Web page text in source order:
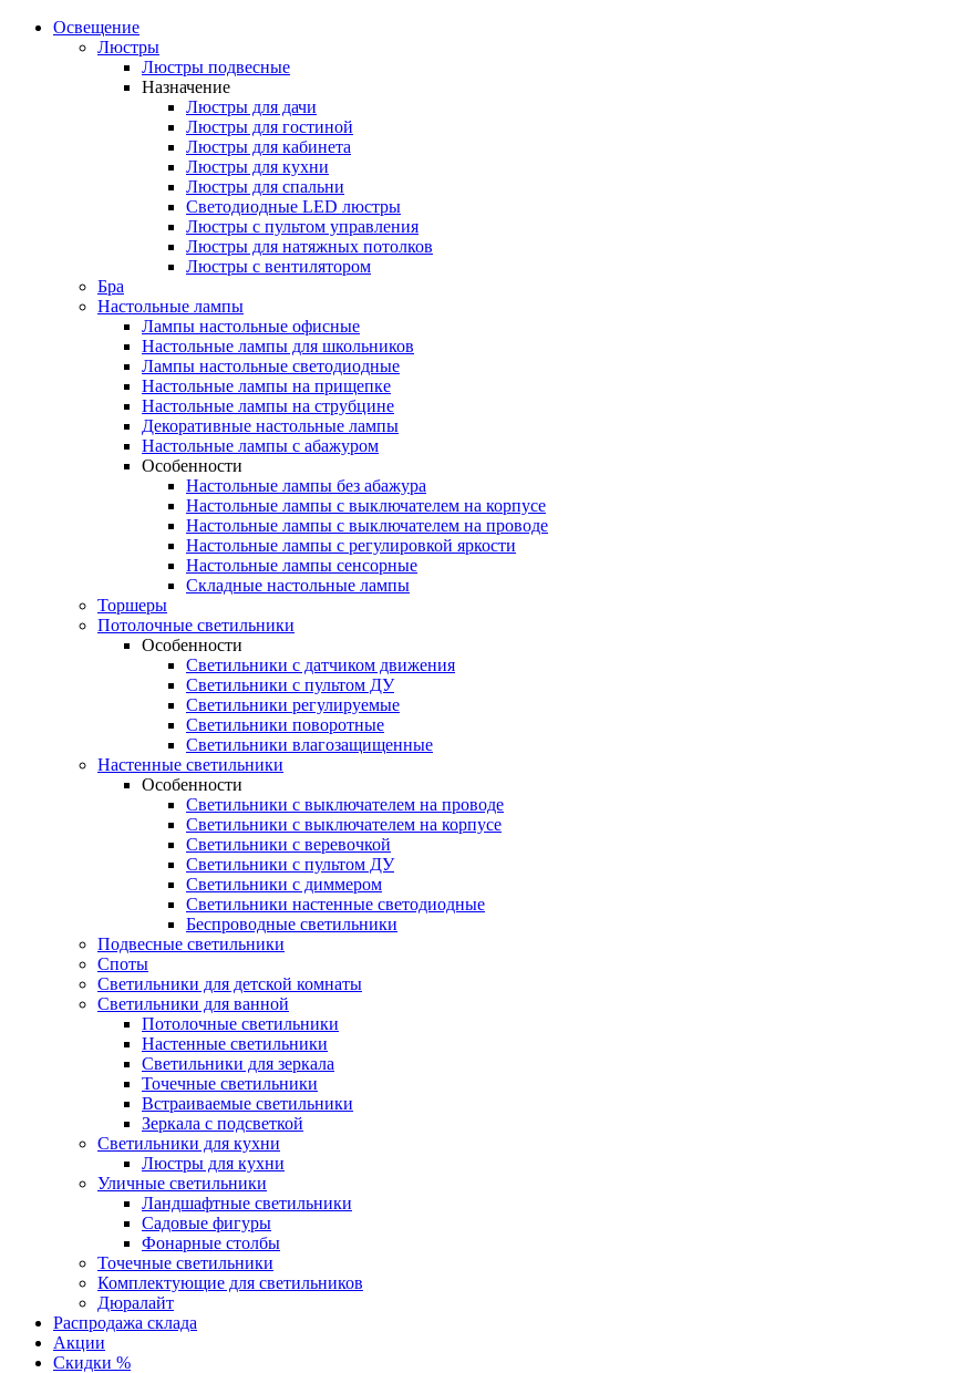
Освещение
Люстры
Люстры подвесные
Назначение
Люстры для дачи
Люстры для гостиной
Люстры для кабинета
Люстры для кухни
Люстры для спальни
Светодиодные LED люстры
Люстры с пультом управления
Люстры для натяжных потолков
Люстры с вентилятором
Бра
Настольные лампы
Лампы настольные офисные
Настольные лампы для школьников
Лампы настольные светодиодные
Настольные лампы на прищепке
Настольные лампы на струбцине
Декоративные настольные лампы
Настольные лампы с абажуром
Особенности
Настольные лампы без абажура
Настольные лампы с выключателем на корпусе
Настольные лампы с выключателем на проводе
Настольные лампы с регулировкой яркости
Настольные лампы сенсорные
Складные настольные лампы
Торшеры
Потолочные светильники
Особенности
Светильники с датчиком движения
Светильники с пультом ДУ
Светильники регулируемые
Светильники поворотные
Светильники влагозащищенные
Настенные светильники
Особенности
Светильники с выключателем на проводе
Светильники с выключателем на корпусе
Светильники с веревочкой
Светильники с пультом ДУ
Светильники с диммером
Светильники настенные светодиодные
Беспроводные светильники
Подвесные светильники
Споты
Светильники для детской комнаты
Светильники для ванной
Потолочные светильники
Настенные светильники
Светильники для зеркала
Точечные светильники
Встраиваемые светильники
Зеркала с подсветкой
Светильники для кухни
Люстры для кухни
Уличные светильники
Ландшафтные светильники
Садовые фигуры
Фонарные столбы
Точечные светильники
Комплектующие для светильников
Дюралайт
Распродажа склада
Акции
Скидки %